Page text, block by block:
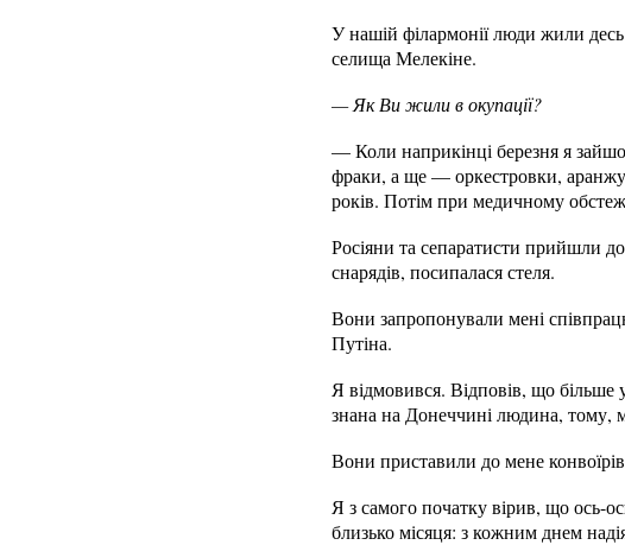
У нашій філармонії люди жили
селища Мелекіне.
— Як Ви жили в окупації?
— Коли наприкінці березня я
фраки, а ще — оркестровки,
років. Потім при медичному
Росіяни та сепаратисти прийшли
снарядів, посипалася стеля.
Вони запропонували мені
Путіна.
Я відмовився. Відповів, що
знана на Донеччині людина, тому,
Вони приставили до мене
Я з самого початку вірив, що ось-
близько місяця: з кожним днем